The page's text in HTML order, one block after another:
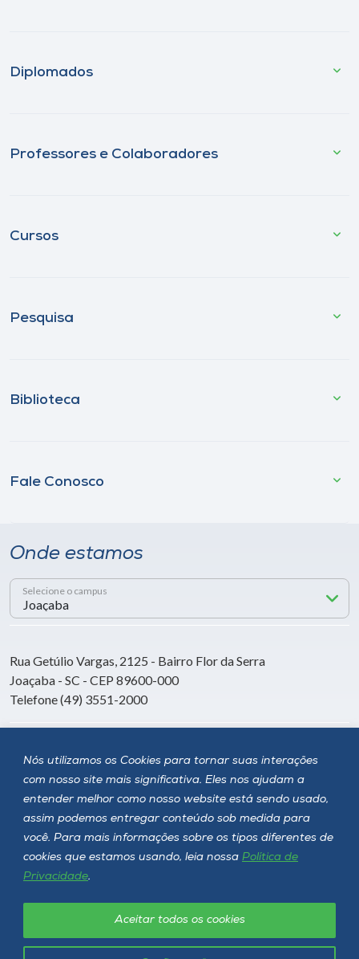
Nós utilizamos os Cookies para tornar suas interações
com nosso site mais significativa. Eles nos ajudam a
entender melhor como nosso website está sendo usado,
assim podemos entregar conteúdo sob medida para
você. Para mais informações sobre os tipos diferentes de
cookies que estamos usando, leia nossa Política de
Privacidade.
Aceitar todos os cookies
Diplomados
Professores e Colaboradores
Cursos
Pesquisa
Biblioteca
Fale Conosco
Onde estamos
Selecione o campus
Rua Getúlio Vargas, 2125 - Bairro Flor da Serra
Joaçaba - SC - CEP 89600-000
Telefone (49) 3551-2000
Siga a Unoesc
Política de privacidade LGPD